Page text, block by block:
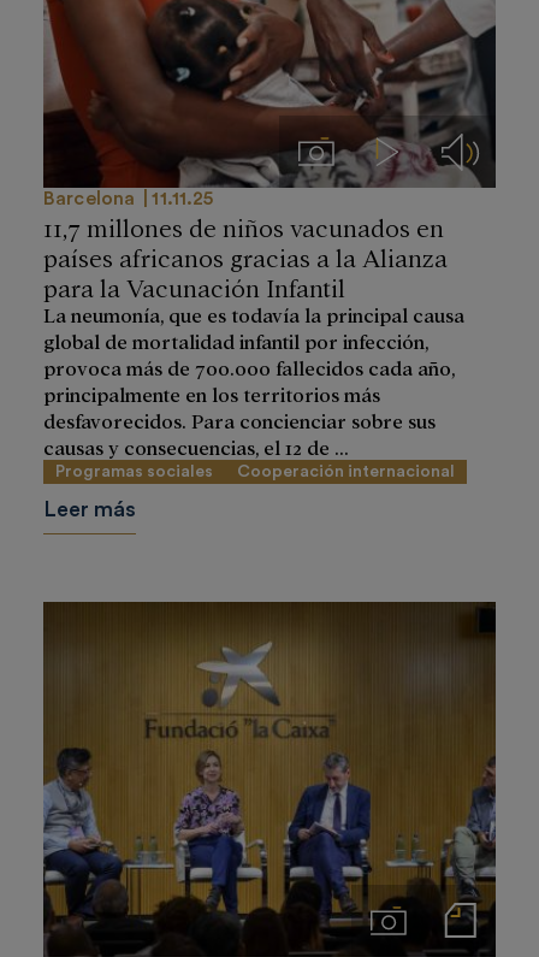
ImágenesVideos Audios
Barcelona 11.11.25
11,7 millones de niños vacunados en
países africanos gracias a la Alianza
para la Vacunación Infantil
La neumonía, que es todavía la principal causa
global de mortalidad infantil por infección,
provoca más de 700.000 fallecidos cada año,
principalmente en los territorios más
desfavorecidos. Para concienciar sobre sus
causas y consecuencias, el 12 de ...
Programas sociales Cooperación internacional
Leer más
ImágenesNotas de prensa